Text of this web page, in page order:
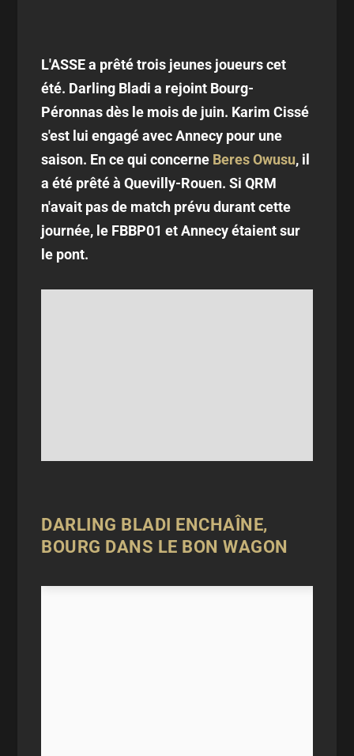
L'ASSE a prêté trois jeunes joueurs cet
été. Darling Bladi a rejoint Bourg-
Péronnas dès le mois de juin. Karim Cissé
s'est lui engagé avec Annecy pour une
saison. En ce qui concerne Beres Owusu, il
a été prêté à Quevilly-Rouen. Si QRM
n'avait pas de match prévu durant cette
journée, le FBBP01 et Annecy étaient sur
le pont.
DARLING BLADI ENCHAÎNE,
BOURG DANS LE BON WAGON